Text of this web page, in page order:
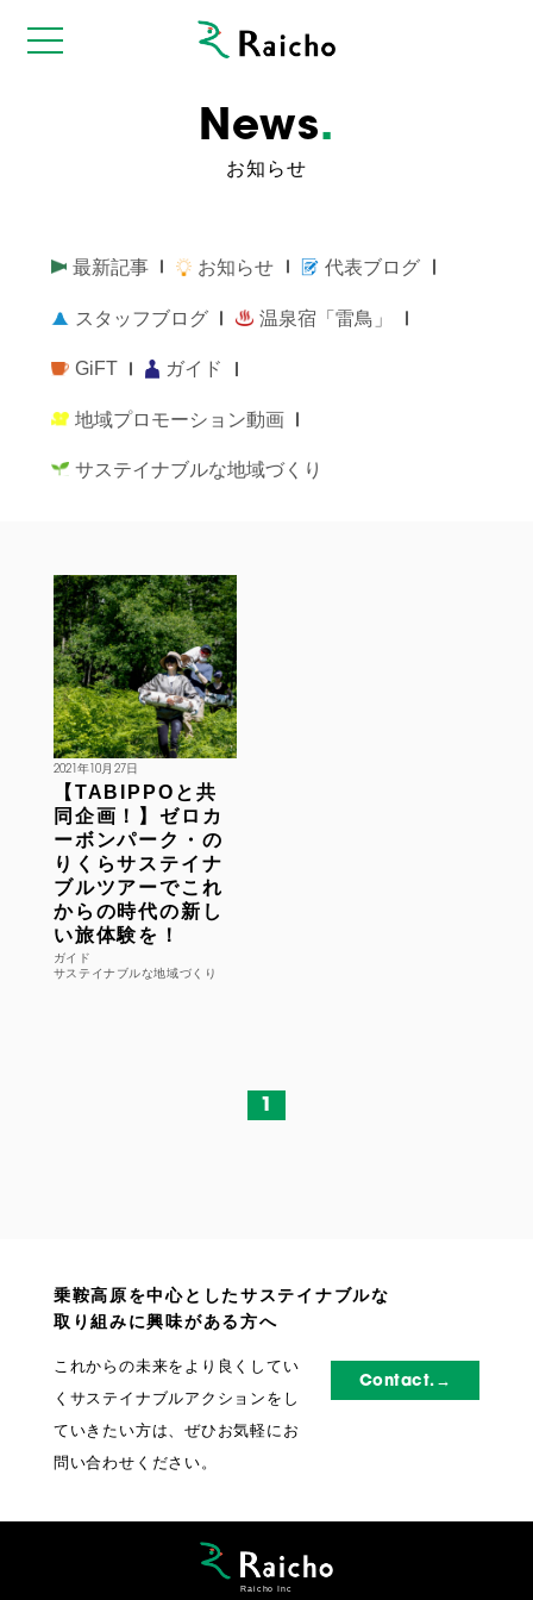
News.
お知らせ
最新記事 お知らせ 代表ブログ
スタッフブログ 温泉宿「雷鳥」
GiFT ガイド
地域プロモーション動画
サステイナブルな地域づくり
2021年10月27日
【TABIPPOと共
同企画！】ゼロカ
ーボンパーク・の
りくらサステイナ
ブルツアーでこれ
からの時代の新し
い旅体験を！
ガイド
サステイナブルな地域づくり
1
Contact.→
乗鞍高原を中心としたサステイナブルな
取り組みに興味がある方へ
これからの未来をより良くしてい
くサステイナブルアクションをし
ていきたい方は、ぜひお気軽にお
問い合わせください。
Raicho Inc